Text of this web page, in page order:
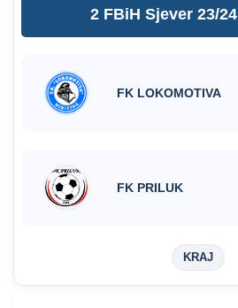
2 FBiH Sjever 23/24
FK LOKOMOTIVA
FK PRILUK
KRAJ